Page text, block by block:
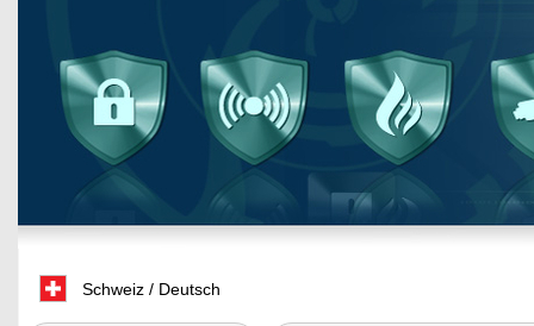
Schweiz / Deutsch